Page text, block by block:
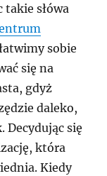
słówa
sobie
się na
gdyż
daleko,
Decydując się
która
Kiedy